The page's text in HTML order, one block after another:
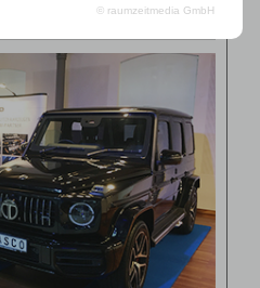
© raumzeitmedia GmbH
汽车工业大会